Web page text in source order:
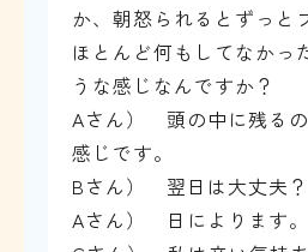
か、朝怒られるとずっと
ほとんど何もしてなかっ
うな感じなんですか？
Aさん） 頭の中に残る
感じです。
Bさん） 翌日は大丈夫？
Aさん） 日によります。